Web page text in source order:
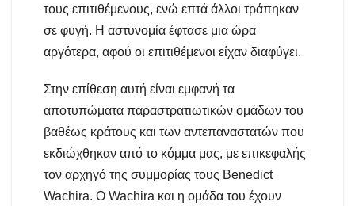
τους επιτιθέμενους, ενώ επτά άλλοι τράπηκαν
σε φυγή. Η αστυνομία έφτασε μια ώρα
αργότερα, αφού οι επιτιθέμενοι είχαν διαφύγει.
Στην επίθεση αυτή είναι εμφανή τα
αποτυπώματα παραστρατιωτικών ομάδων του
βαθέως κράτους και των αντεπαναστατών που
εκδιώχθηκαν από το κόμμα μας, με επικεφαλής
τον αρχηγό της συμμορίας τους Benedict
Wachira. Ο Wachira και η ομάδα του έχουν